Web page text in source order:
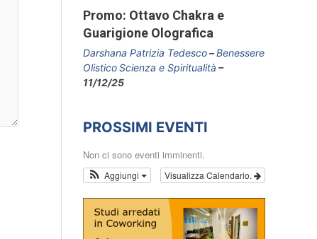
Promo: Ottavo Chakra e
Guarigione Olografica
Darshana Patrizia Tedesco
Benessere
OlisticoScienza e Spiritualità
11/12/25
PROSSIMI EVENTI
Non ci sono eventi imminenti.
Visualizza Calendario.
Aggiungi